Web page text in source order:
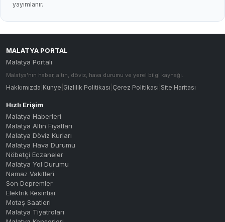
yayımlanır.
MALATYA PORTAL
Malatya Portalı
Malatya'nın haber, altın, döviz, hava durumu ve yerel bilgi kaynağı.
Hakkımızda Künye Gizlilik Politikası Çerez Politikası Site Haritası
Hızlı Erişim
Malatya Haberleri
Malatya Altın Fiyatları
Malatya Döviz Kurları
Malatya Hava Durumu
Nöbetçi Eczaneler
Malatya Yol Durumu
Namaz Vakitleri
Son Depremler
Elektrik Kesintisi
Motaş Saatleri
Malatya Tiyatroları